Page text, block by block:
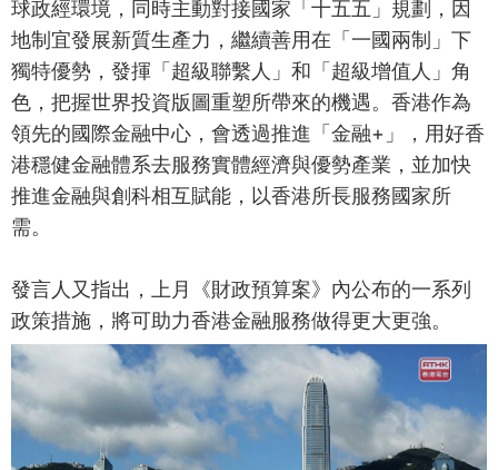
球政經環境，同時主動對接國家「十五五」規劃，因
地制宜發展新質生產力，繼續善用在「一國兩制」下
獨特優勢，發揮「超級聯繫人」和「超級增值人」角
色，把握世界投資版圖重塑所帶來的機遇。香港作為
領先的國際金融中心，會透過推進「金融+」，用好香
港穩健金融體系去服務實體經濟與優勢產業，並加快
推進金融與創科相互賦能，以香港所長服務國家所
需。
發言人又指出，上月《財政預算案》內公布的一系列
政策措施，將可助力香港金融服務做得更大更強。